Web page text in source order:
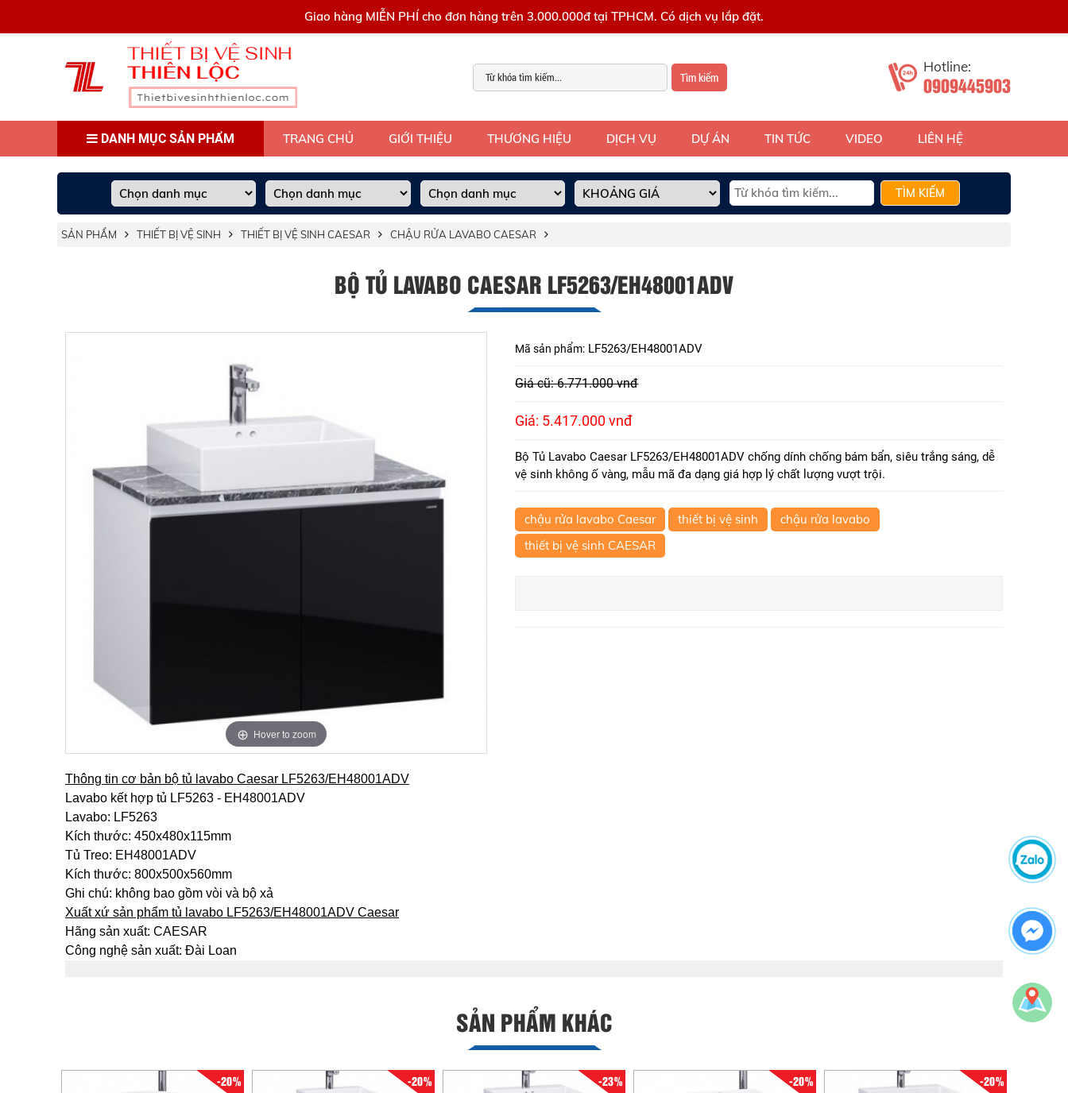
Giao hàng MIỄN PHÍ cho đơn hàng trên 3.000.000đ tại TPHCM. Có dịch vụ lắp đặt.
Tìm kiếm
Hotline:
0909445903
DANH MỤC SẢN PHẨM TRANG CHỦ GIỚI THIỆU THƯƠNG HIỆU DỊCH VỤ DỰ ÁN TIN TỨC VIDEO LIÊN HỆ
TÌM KIẾM
SẢN PHẨM THIẾT BỊ VỆ SINH THIẾT BỊ VỆ SINH CAESAR CHẬU RỬA LAVABO CAESAR
BỘ TỦ LAVABO CAESAR LF5263/EH48001ADV
Hover to zoom
Mã sản phẩm: LF5263/EH48001ADV
Giá cũ: 6.771.000 vnđ
Giá: 5.417.000 vnđ
Bộ Tủ Lavabo Caesar LF5263/EH48001ADV chống dính chống bám bẩn, siêu trắng sáng, dễ
vệ sinh không ố vàng, mẫu mã đa dạng giá hợp lý chất lượng vượt trội.
chậu rửa lavabo Caesar thiết bị vệ sinh
chậu rửa lavabo
thiết bị vệ sinh CAESAR
Thông tin cơ bản bộ tủ lavabo Caesar LF5263/EH48001ADV
Lavabo kết hợp tủ LF5263 - EH48001ADV
Lavabo: LF5263
Kích thước: 450x480x115mm
Tủ Treo: EH48001ADV
Kích thước: 800x500x560mm
Ghi chú: không bao gồm vòi và bộ xả
Xuất xứ sản phẩm tủ lavabo LF5263/EH48001ADV Caesar
Hãng sản xuất: CAESAR
Công nghệ sản xuất: Đài Loan
SẢN PHẨM KHÁC
-20% -20% -23% -20% -20%